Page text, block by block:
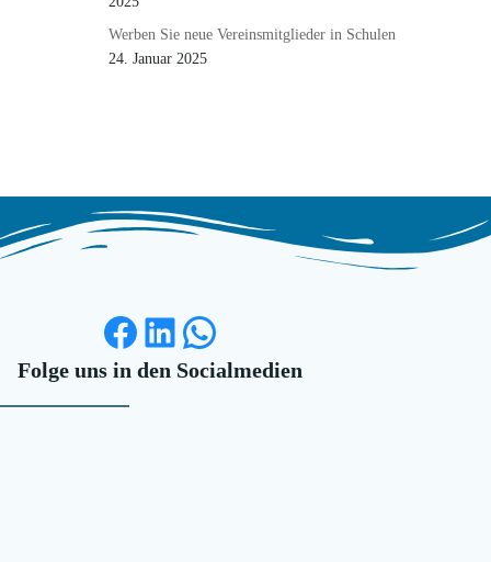
Werben Sie neue Vereinsmitglieder in Schulen
24. Januar 2025
Facebook
LinkedIn
WhatsApp
Folge uns in den Socialmedien